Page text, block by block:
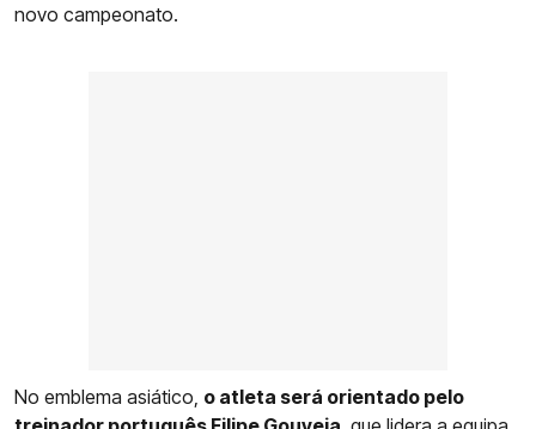
novo campeonato.
No emblema asiático, o atleta será orientado pelo